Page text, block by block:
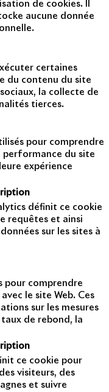
de cookies. Il
aucune donnée
certaines
du contenu du site
la collecte de
tierces.
pour comprendre
performance du site
expérience
définit ce cookie
requêtes et ainsi
sur les sites à
pour comprendre
le site Web. Ces
sur les mesures
de rebond, la
ce cookie pour
visiteurs, des
et suivre